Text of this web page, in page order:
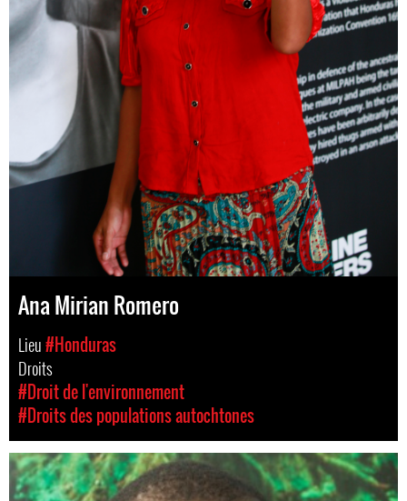
Ana Mirian Romero
Lieu#Honduras
Droits
#Droit de l'environnement
#Droits des populations autochtones